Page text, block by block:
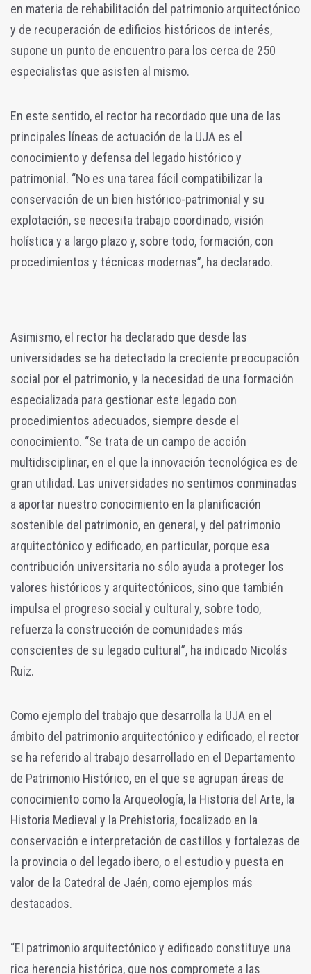
en materia de rehabilitación del patrimonio arquitectónico
y de recuperación de edificios históricos de interés,
supone un punto de encuentro para los cerca de 250
especialistas que asisten al mismo.
En este sentido, el rector ha recordado que una de las
principales líneas de actuación de la UJA es el
conocimiento y defensa del legado histórico y
patrimonial. “No es una tarea fácil compatibilizar la
conservación de un bien histórico-patrimonial y su
explotación, se necesita trabajo coordinado, visión
holística y a largo plazo y, sobre todo, formación, con
procedimientos y técnicas modernas”, ha declarado.
Asimismo, el rector ha declarado que desde las
universidades se ha detectado la creciente preocupación
social por el patrimonio, y la necesidad de una formación
especializada para gestionar este legado con
procedimientos adecuados, siempre desde el
conocimiento. “Se trata de un campo de acción
multidisciplinar, en el que la innovación tecnológica es de
gran utilidad. Las universidades no sentimos conminadas
a aportar nuestro conocimiento en la planificación
sostenible del patrimonio, en general, y del patrimonio
arquitectónico y edificado, en particular, porque esa
contribución universitaria no sólo ayuda a proteger los
valores históricos y arquitectónicos, sino que también
impulsa el progreso social y cultural y, sobre todo,
refuerza la construcción de comunidades más
conscientes de su legado cultural”, ha indicado Nicolás
Ruiz.
Como ejemplo del trabajo que desarrolla la UJA en el
ámbito del patrimonio arquitectónico y edificado, el rector
se ha referido al trabajo desarrollado en el Departamento
de Patrimonio Histórico, en el que se agrupan áreas de
conocimiento como la Arqueología, la Historia del Arte, la
Historia Medieval y la Prehistoria, focalizado en la
conservación e interpretación de castillos y fortalezas de
la provincia o del legado ibero, o el estudio y puesta en
valor de la Catedral de Jaén, como ejemplos más
destacados.
“El patrimonio arquitectónico y edificado constituye una
rica herencia histórica, que nos compromete a las